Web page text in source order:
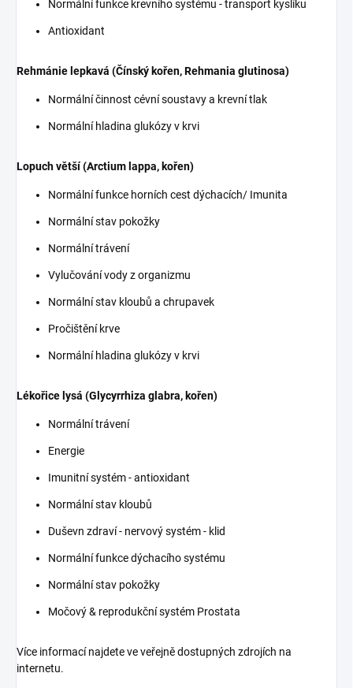
Normální funkce krevního systému - transport kyslíku
Antioxidant
Rehmánie lepkavá (Čínský kořen, Rehmania glutinosa)
Normální činnost cévní soustavy a krevní tlak
Normální hladina glukózy v krvi
Lopuch větší (Arctium lappa, kořen)
Normální funkce horních cest dýchacích/ Imunita
Normální stav pokožky
Normální trávení
Vylučování vody z organizmu
Normální stav kloubů a chrupavek
Pročištění krve
Normální hladina glukózy v krvi
Lékořice lysá (Glycyrrhiza glabra, kořen)
Normální trávení
Energie
Imunitní systém - antioxidant
Normální stav kloubů
Duševn zdraví - nervový systém - klid
Normální funkce dýchacího systému
Normální stav pokožky
Močový & reprodukční systém Prostata
Více informací najdete ve veřejně dostupných zdrojích na
internetu.